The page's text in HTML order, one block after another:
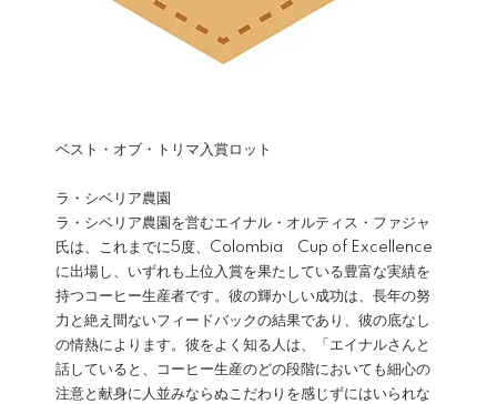
ベスト・オブ・トリマ入賞ロット
ラ・シベリア農園
ラ・シベリア農園を営むエイナル・オルティス・ファジャ
氏は、これまでに5度、Colombia Cup of Excellence
に出場し、いずれも上位入賞を果たしている豊富な実績を
持つコーヒー生産者です。彼の輝かしい成功は、長年の努
力と絶え間ないフィードバックの結果であり、彼の底なし
の情熱によります。彼をよく知る人は、「エイナルさんと
話していると、コーヒー生産のどの段階においても細心の
注意と献身に人並みならぬこだわりを感じずにはいられな